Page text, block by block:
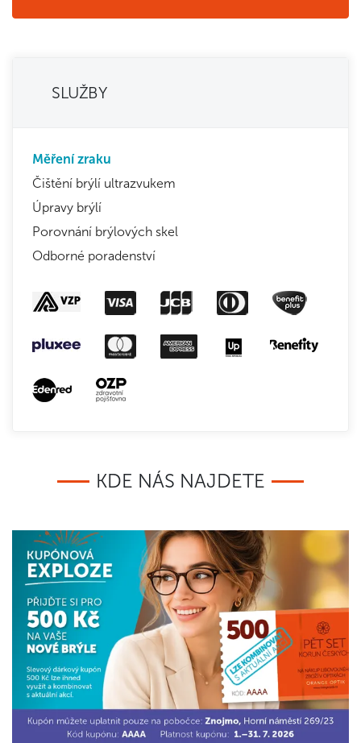
SLUŽBY
Měření zraku
Čištění brýlí ultrazvukem
Úpravy brýlí
Porovnání brýlových skel
Odborné poradenství
KDE NÁS NAJDETE